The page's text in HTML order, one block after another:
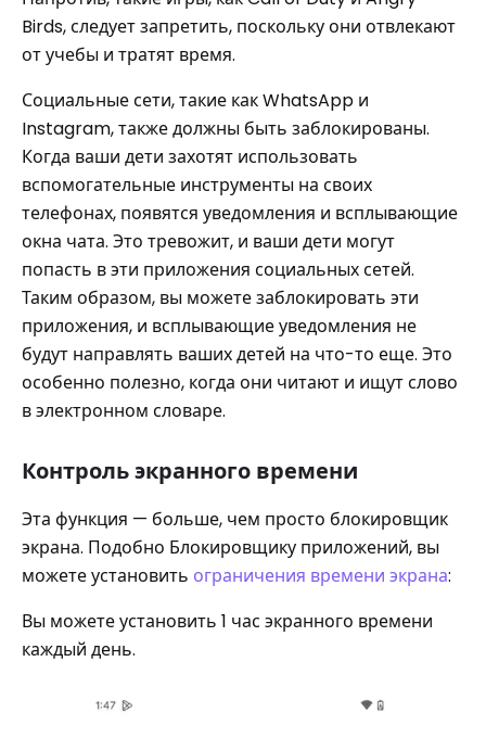
Birds, следует запретить, поскольку они отвлекают
от учебы и тратят время.
Социальные сети, такие как WhatsApp и
Instagram, также должны быть заблокированы.
Когда ваши дети захотят использовать
вспомогательные инструменты на своих
телефонах, появятся уведомления и всплывающие
окна чата. Это тревожит, и ваши дети могут
попасть в эти приложения социальных сетей.
Таким образом, вы можете заблокировать эти
приложения, и всплывающие уведомления не
будут направлять ваших детей на что-то еще. Это
особенно полезно, когда они читают и ищут слово
в электронном словаре.
Контроль экранного времени
Эта функция — больше, чем просто блокировщик
экрана. Подобно Блокировщику приложений, вы
можете установить ограничения времени экрана:
Вы можете установить 1 час экранного времени
каждый день.